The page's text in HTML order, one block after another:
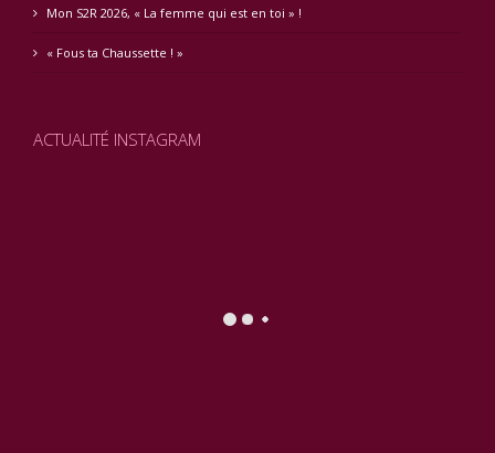
Mon S2R 2026, « La femme qui est en toi » !
« Fous ta Chaussette ! »
ACTUALITÉ INSTAGRAM